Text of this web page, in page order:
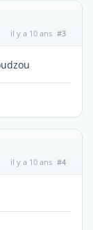
il y a 10 ans #3
il y a 10 ans #4